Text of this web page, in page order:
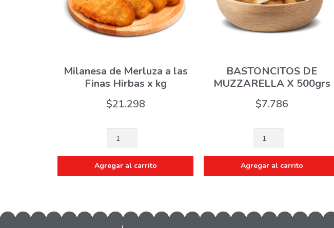
Milanesa de Merluza a las
Finas Hirbas x kg
$21.298
Agregar al carrito
BASTONCITOS DE
MUZZARELLA X 500grs
$7.786
Agregar al carrito